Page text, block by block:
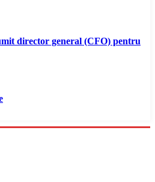
director general (CFO) pentru